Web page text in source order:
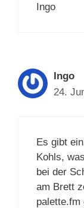
Ingo
Ingo
24.
Es gibt
Kohls,
bei der
am Brett
palette.fm